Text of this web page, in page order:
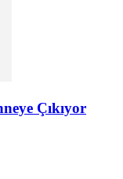
Çıkıyor